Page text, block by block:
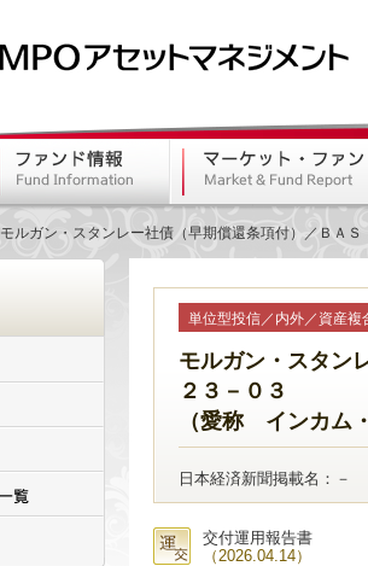
モルガン・スタンレー社債（早期償還条項付）／ＢＡ
単位型投信／内外／資産
モルガン・スタン
２３－０３
（愛称 インカム
日本経済新聞掲載名：－
交付運用報告書
（2026.04.14）